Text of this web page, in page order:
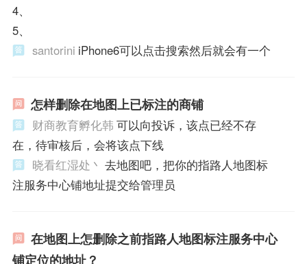
4、
5、
santorini iPhone6可以点击搜索然后就会有一个
怎样删除在地图上已标注的商铺
财商教育孵化韩 可以向投诉，该点已经不存
在，待审核后，会将该点下线
晓看红湿处丶 去地图吧，把你的指路人地图标
注服务中心铺地址提交给管理员
在地图上怎删除之前指路人地图标注服务中心
铺定位的地址？